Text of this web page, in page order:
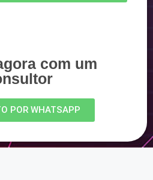
com um
POR WHATSAPP